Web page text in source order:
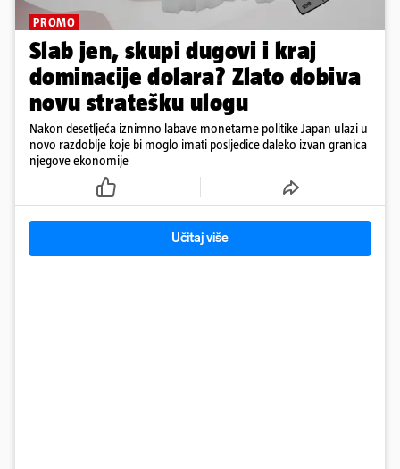
PROMO
Slab jen, skupi dugovi i kraj
dominacije dolara? Zlato dobiva
novu stratešku ulogu
Nakon desetljeća iznimno labave monetarne politike Japan ulazi u
novo razdoblje koje bi moglo imati posljedice daleko izvan granica
njegove ekonomije
Učitaj više